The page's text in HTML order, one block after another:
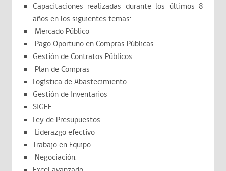
Capacitaciones realizadas durante los últimos 8
años en los siguientes temas:
Mercado Público
Pago Oportuno en Compras Públicas
Gestión de Contratos Públicos
Plan de Compras
Logística de Abastecimiento
Gestión de Inventarios
SIGFE
Ley de Presupuestos.
Liderazgo efectivo
Trabajo en Equipo
Negociación.